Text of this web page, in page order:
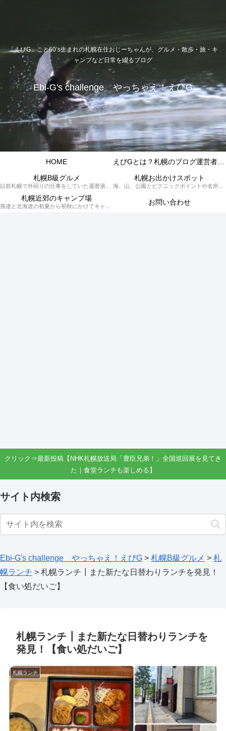
「えびG」こと60’s生まれの札幌在住おじーちゃんが、グルメ・散歩・旅・キ
ャンプなど日常を綴るブログ
Ebi-G's challenge やっちゃえ！えびG
HOME
札幌B級グルメ
以前札幌で外回りの仕事をしていた還暦過ぎブロガー「えびG」がランチ（サラリーマンランチ、サラメシ）を中心に、おそば、ラーメン、中華、日替わりランチを「札幌Bグルメ」と題してレポートしているブログカテゴリーのページです。現在は定年後の再雇用で札幌中とはいかなまでも会社の近くのすすきの界隈や家のある札幌市南区を中心に徘徊しております。
札幌お出かけスポット
海、山、公園とピクニックポイントや名所、旧跡などなど、、、、、札幌はもとより郊外の無理なく日帰りでいって帰ってこれるお出かけスポットを孫っち達（小学５、３年生、幼稚園年長さんの３人）とえびGがお出かけをして紹介しているページです。
札幌近郊のキャンプ場
孫達と北海道の初夏から初秋にかけてキャンプに出かけます。キャンプ場情報だったり料理だったり花火や遊びに虫取りとまさに「やっちゃえ！えびG」やりたい放題のブログです。 お問い合わせ
クリック⇒最新投稿【NHK札幌放送局「豊臣兄弟！」全国巡回展を見てき
た｜食堂ランチも楽しめる】
サイト内検索
Ebi-G's challenge やっちゃえ！えびG > 札幌B級グルメ > 札
幌ランチ > 札幌ランチ┃また新たな日替わりランチを発見！
【食い処だいご】
札幌ランチ┃また新たな日替わりランチを
発見！【食い処だいご】
札幌ランチ